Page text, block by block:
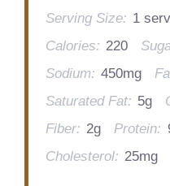
Serving Size: 1
Calories: 220
Sodium: 450mg
Saturated Fat: 5g
Fiber: 2g Protein:
Cholesterol: 25mg